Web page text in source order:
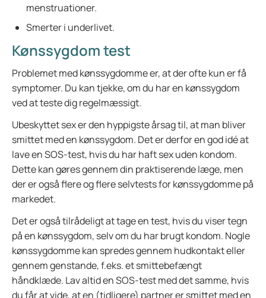
menstruationer.
Smerter i underlivet.
Kønssygdom test
Problemet med kønssygdomme er, at der ofte kun er få
symptomer. Du kan tjekke, om du har en kønssygdom
ved at teste dig regelmæssigt.
Ubeskyttet sex er den hyppigste årsag til, at man bliver
smittet med en kønssygdom. Det er derfor en god idé at
lave en SOS-test, hvis du har haft sex uden kondom.
Dette kan gøres gennem din praktiserende læge, men
der er også flere og flere selvtests for kønssygdomme på
markedet.
Det er også tilrådeligt at tage en test, hvis du viser tegn
på en kønssygdom, selv om du har brugt kondom. Nogle
kønssygdomme kan spredes gennem hudkontakt eller
gennem genstande, f.eks. et smittebefængt
håndklæde. Lav altid en SOS-test med det samme, hvis
du får at vide, at en (tidligere) partner er smittet med en